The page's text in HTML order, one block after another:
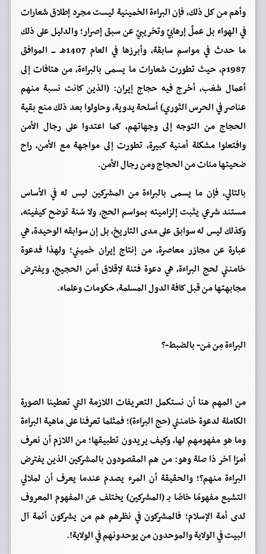
وأهم من كل ذلك، فإن البراءة الخمينية ليست مجرد إطلاق شعارات
في الهواء بل عملٌ إرهابيٌ وتخريبيٌ عن سبق إصرار؛ والدليل على ذلك
ما حدث في مواسم سابقة، وأبرزها في العام 1407هـ ـــ الموافق
1987م، حيث تطورت شعارات ما يسمى بالبراءة، من هتافات إلى
أعمال شغب، أخرج فيه حجاج إيران: (الذين كانت نسبة منهم
عناصر في الحرس الثوري) أسلحة يدوية، وحاولوا بعد ذلك منع بقية
الحجاج من التوجه إلى وجهاتهم، كما اعتدوا على رجال الأمن
وافتعلوا مشكلة أمنية كبيرة، تطورت إلى مواجهة مع الأمن، راح
ضحيتها مئات من الحجاج ومن رجال الأمن.
بالتالي، فإن ما يسمى بالبراءة من المشركين ليس له في الأساس
مستند شرعي يثبت إلزاميته بمواسم الحج، ولا سُنة توضح كيفيته،
وكذلك ليس له سوابق على مدى التاريخ، بل إن سوابقه الوحيدة، هي
عبارة عن مجازر معاصرة، من إنتاج إيران خميني؛ ولهذا فدعوة
خامنئي لحج البراءة، هي دعوة فتنة لإقلاق أمن الحجيج، ويفترض
مجابهتها من قبل كافة الدول المسلمة، حكومات وعلماء.
البراءة مِن مَن- بالضبط-؟
من المهم هنا أن نستكمل التعريفات اللازمة التي تعطينا الصورة
الكاملة لدعوة خامنئي (حج البراءة)؛ فمثلما تعرفنا على ماهية البراءة
وما هو مفهومهم لها، وكيف يريدون تطبيقها؛ من اللازم أن نعرف
أمرًا آخر ذا صلة وهو: من هم المقصودون بالمشركين الذين يفترض
البراءة منهم؟؛ والحقيقة أن المرء يصدم عندما يعرف أن لملالي
التشيع مفهومًا خاصًا بـ (المشركين) يختلف عن المفهوم المعروف
لدى أمة الإسلام؛ فالمشركون في نظرهم هم من يشركون أئمة آل
البيت في الولاية والموحدون من يوحدونهم في الولاية!.